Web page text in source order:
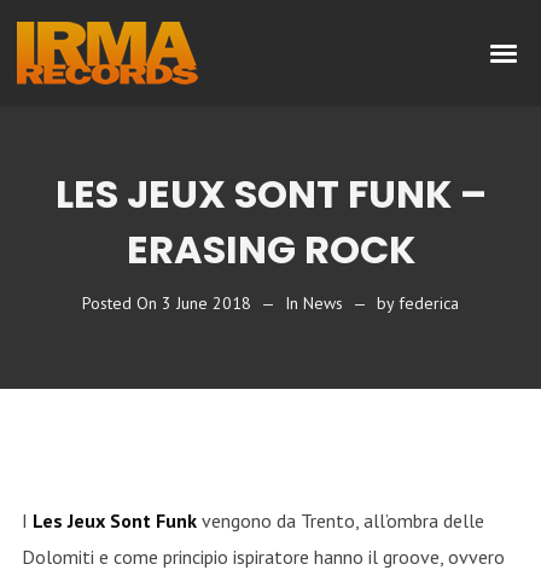
LES JEUX SONT FUNK –
ERASING ROCK
Posted On 3 June 2018 In News byfederica
I Les Jeux Sont Funkvengono da Trento, all’ombra delle
Dolomiti e come principio ispiratore hanno il groove, ovvero